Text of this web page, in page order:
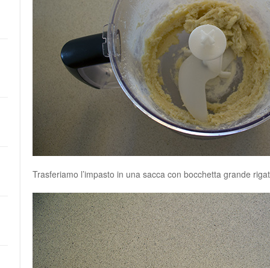
Trasferiamo l’impasto in una sacca con bocchetta grande